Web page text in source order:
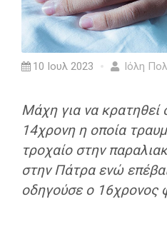
10 Ιουλ 2023 Ιόλη
Μάχη για να κρατηθεί
14χρονη η οποία
τροχαίο στην
στην Πάτρα ενώ
οδηγούσε ο 16χρονος